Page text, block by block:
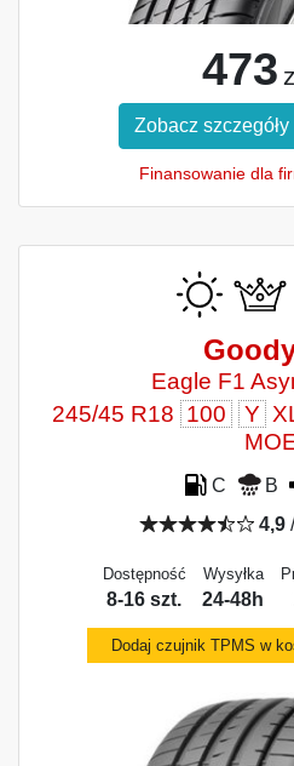
473
Zobacz szczegóły
Finansowanie dla
Eagle F1
245/45 R18 100 Y
C B
4,9
Dostępność
8-16 szt.
Wysyłka
24-48h
Dodaj czujnik TPMS w